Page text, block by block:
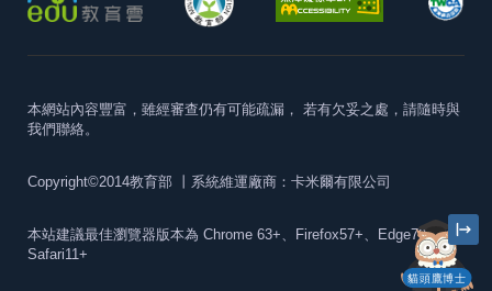
貓頭鷹博士
本網站內容豐富，雖經審查仍有可能疏漏， 若有欠妥之處，請隨時與
我們聯絡。
Copyright©2014教育部 丨系統維運廠商：卡米爾有限公司
本站建議最佳瀏覽器版本為 Chrome 63+、Firefox57+、Edge79+及
Safari11+